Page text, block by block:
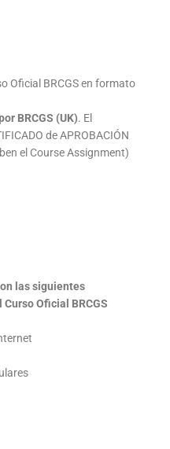
Oficial BRCGS en formato
BRCGS (UK). El
de APROBACIÓN
el Course Assignment)
las siguientes
Oficial BRCGS